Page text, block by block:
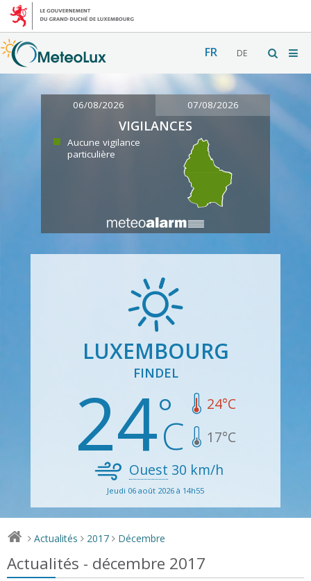
FR DE
06/08/2026 07/08/2026
VIGILANCES
Aucune vigilance
particulière
LUXEMBOURG
FINDEL
24 24°C
17°C
Ouest 30 km/h
Jeudi 06 août 2026 à 14h55
> Actualités > 2017 > Décembre
Actualités - décembre 2017